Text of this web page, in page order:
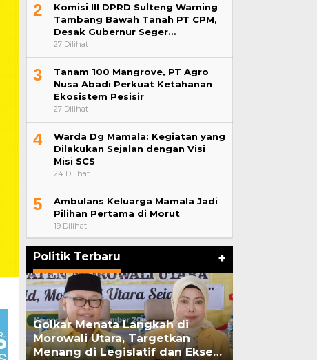
2
Komisi III DPRD Sulteng Warning
Tambang Bawah Tanah PT CPM,
Desak Gubernur Seger…
27 Dilihat
3
Tanam 100 Mangrove, PT Agro
Nusa Abadi Perkuat Ketahanan
Ekosistem Pesisir
27 Dilihat
4
Warda Dg Mamala: Kegiatan yang
Dilakukan Sejalan dengan Visi
Misi SCS
24 Dilihat
5
Ambulans Keluarga Mamala Jadi
Pilihan Pertama di Morut
19 Dilihat
Politik Terbaru +
Golkar Menata Langkah di
Morowali Utara, Targetkan
Menang di Legislatif dan Ekse…